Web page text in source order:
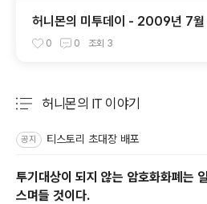
허니몬의 미투데이 - 2009년 7월
0 0 조회 3
허니몬의 IT 이야기
공지 티스토리 초대장 배포
투기대상이 되지 않는 암호화화폐는
스며들 것이다.